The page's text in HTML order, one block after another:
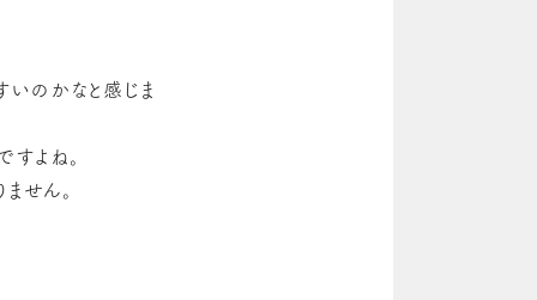
のかなと感じま
すよね。
せん。